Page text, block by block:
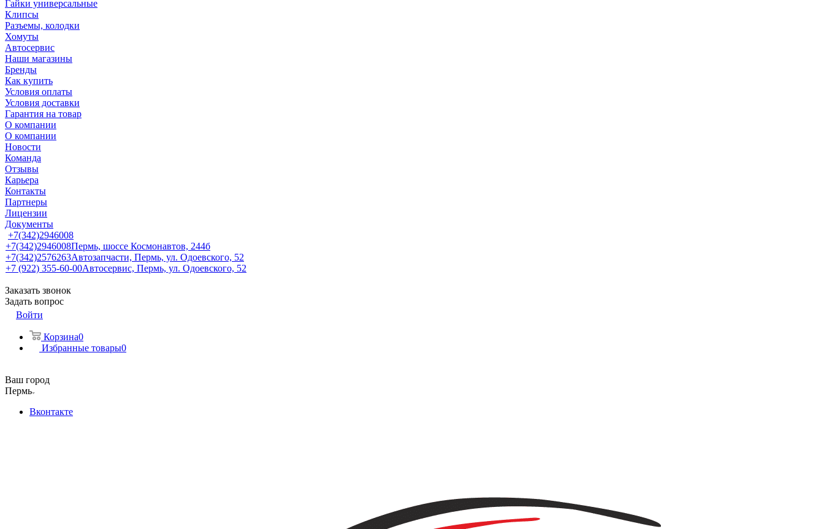
Гайки универсальные
Клипсы
Разъемы, колодки
Хомуты
Автосервис
Наши магазины
Бренды
Как купить
Условия оплаты
Условия доставки
Гарантия на товар
О компании
О компании
Новости
Команда
Отзывы
Карьера
Контакты
Партнеры
Лицензии
Документы
+7(342)2946008
+7(342)2946008Пермь, шоссе Космонавтов, 244б
+7(342)2576263Автозапчасти, Пермь, ул. Одоевского, 52
+7 (922) 355-60-00Автосервис, Пермь, ул. Одоевского, 52
Заказать звонок
Задать вопрос
Войти
Корзина0
Избранные товары0
Ваш город
Пермь
Вконтакте